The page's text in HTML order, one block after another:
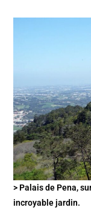
> Palais de Pena,
incroyable jardin.